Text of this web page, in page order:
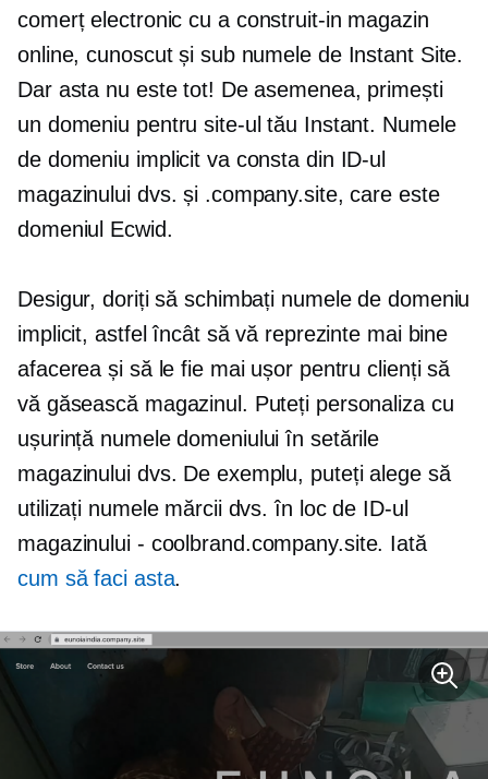
comerț electronic cu a construit-in magazin
online, cunoscut și sub numele de Instant Site.
Dar asta nu este tot! De asemenea, primești
un domeniu pentru site-ul tău Instant. Numele
de domeniu implicit va consta din ID-ul
magazinului dvs. și .company.site, care este
domeniul Ecwid.
Desigur, doriți să schimbați numele de domeniu
implicit, astfel încât să vă reprezinte mai bine
afacerea și să le fie mai ușor pentru clienți să
vă găsească magazinul. Puteți personaliza cu
ușurință numele domeniului în setările
magazinului dvs. De exemplu, puteți alege să
utilizați numele mărcii dvs. în loc de ID-ul
magazinului - coolbrand.company.site. Iată
cum să faci asta.